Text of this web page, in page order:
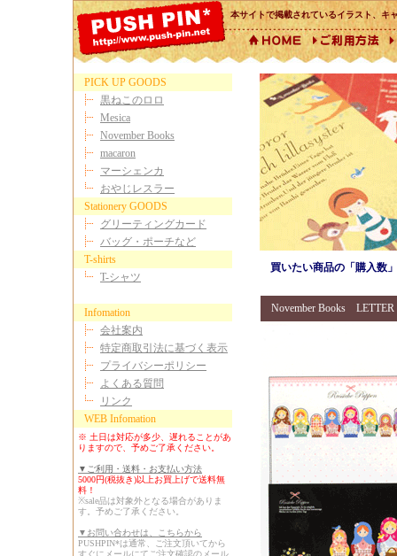
本サイトで掲載されているイラスト、キ
PICK UP GOODS
黒ねこのロロ
Mesica
November Books
macaron
マーシェンカ
おやじレスラー
Stationery GOODS
グリーティングカード
バッグ・ポーチなど
T-shirts
T-シャツ
Infomation
会社案内
特定商取引法に基づく表示
プライバシーポリシー
よくある質問
リンク
WEB Infomation
※ 土日は対応が多少、遅れることがあ
りますので、予めご了承ください。
▼ご利用・送料・お支払い方法
5000円(税抜き)以上お買上げで送料無
料！
※sale品は対象外となる場合がありま
す。予めご了承ください。
▼お問い合わせは、こちらから
PUSHPIN*は通常、ご注文頂いてから
すぐにメールにてご注文確認のメール
買いたい商品の「購入数
November Books